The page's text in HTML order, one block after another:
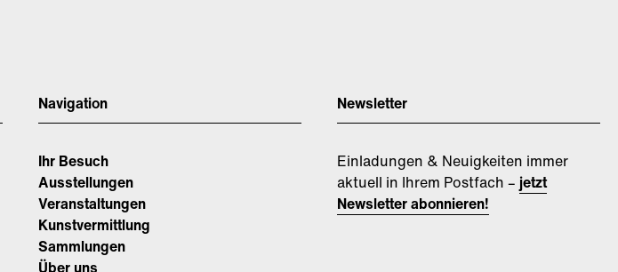
Navigation
Ihr Besuch
Ausstellungen
Veranstaltungen
Kunstvermittlung
Sammlungen
Über uns
Newsletter
Einladungen & Neuigkeiten immer
aktuell in Ihrem Postfach – jetzt
Newsletter abonnieren!